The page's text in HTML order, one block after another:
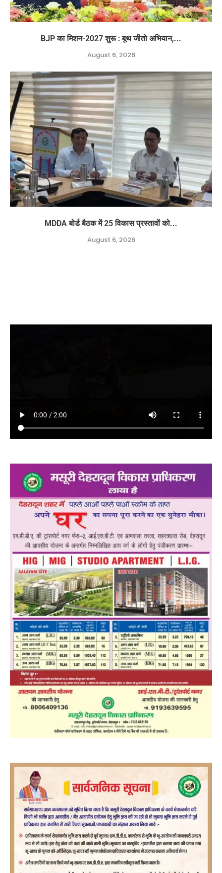
BJP का मिशन-2027 शुरू : बूथ जीतो अभियान,...
August 6, 2026
MDDA बोर्ड बैठक में 25 विकास प्रस्तावों को...
August 6, 2026